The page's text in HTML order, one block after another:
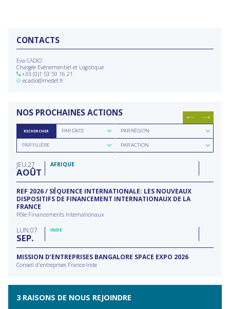
CONTACTS
Eva CADIO
Chargée Evénementiel et Logistique
+33 (0)1 53 59 16 21
@ ecadio@medef.fr
NOS PROCHAINES ACTIONS
RECHERCHER
Rechercher
parPAR DATE
Rechercher
par
région
PAR RÉGION
Rechercher
parPAR FILIÈRE
Rechercher
parPAR ACTION
JEU 27
AOÛT
AFRIQUE
REF 2026 / SÉQUENCE INTERNATIONALE: LES NOUVEAUX
DISPOSITIFS DE FINANCEMENT INTERNATIONAUX DE LA
FRANCE
Pôle Financements Internationaux
LUN 07
SEP
INDE
MISSION D’ENTREPRISES BANGALORE SPACE EXPO 2026
Conseil d'entreprises France-Inde
3 RAISONS DE NOUS REJOINDRE